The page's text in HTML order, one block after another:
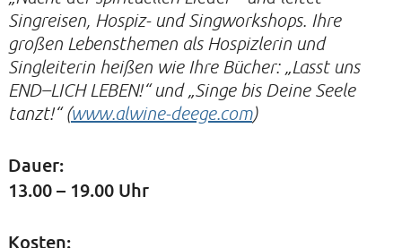
KIRCHE DER STILLE
Helenenstraße 14A
22765 Hamburg
Tel: 040-21088468
Singreisen, Hospiz- und Singworkshops. Ihre
großen Lebensthemen als Hospizlerin und
Singleiterin heißen wie Ihre Bücher: „Lasst uns
END–LICH LEBEN!“ und „Singe bis Deine Seele
tanzt!“ (www.alwine-deege.com)
Dauer:
13.00 – 19.00 Uhr
Kosten: